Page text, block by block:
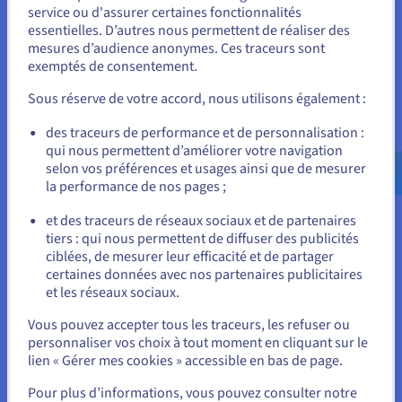
CPU score 59600
Mémoire 384 Go à 768 Go
Stockage SSD SAS
Bande passante privée 50 Gbit/s
À partir de
3 221 DT
HT/mois soit 3 832,990 DT TTC/mois
Frais d'installation:3 221 DTHT
Configurer
CPU Dual Intel Xeon Gold 5515+
c /2x16t
3,2 GHz / 3,6 GHz
CPU score 47800
Mémoire
Stockage SSD NVMe
Bande passante privée 50 Gbit/s
Unis.
Pour commander, rendez-vous sur le site de votre pays (États-
Unis) et créez un compte.
us.ovhcloud.com/bare-metal Anglais
USD -
$
Rester sur le site actuel
Fermer
service ou d'assurer certaines fonctionnalités
essentielles. D’autres nous permettent de réaliser des
mesures d’audience anonymes. Ces traceurs sont
exemptés de consentement.
Sous réserve de votre accord, nous utilisons également :
des traceurs de performance et de personnalisation :
qui nous permettent d’améliorer votre navigation
selon vos préférences et usages ainsi que de mesurer
la performance de nos pages ;
et des traceurs de réseaux sociaux et de partenaires
tiers : qui nous permettent de diffuser des publicités
ciblées, de mesurer leur efficacité et de partager
certaines données avec nos partenaires publicitaires
et les réseaux sociaux.
Vous pouvez accepter tous les traceurs, les refuser ou
personnaliser vos choix à tout moment en cliquant sur le
lien « Gérer mes cookies » accessible en bas de page.
Pour plus d’informations, vous pouvez consulter notre